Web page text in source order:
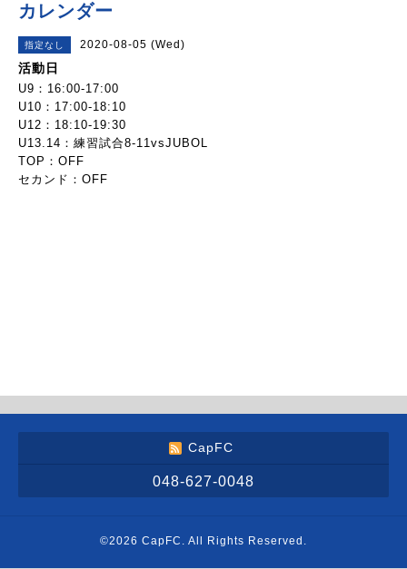
カレンダー
指定なし 2020-08-05 (Wed)
活動日
U9：16:00-17:00
U10：17:00-18:10
U12：18:10-19:30
U13.14：練習試合8-11vsJUBOL
TOP：OFF
セカンド：OFF
CapFC
048-627-0048
©2026 CapFC . All Rights Reserved.